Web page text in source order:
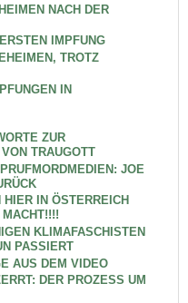
NACH DER
IMPFUNG
TROTZ
IN
ZUR
TRAUGOTT
JOE
IN ÖSTERREICH
KLIMAFASCHISTEN
PASSIERT
AUS DEM VIDEO
DER PROZESS UM